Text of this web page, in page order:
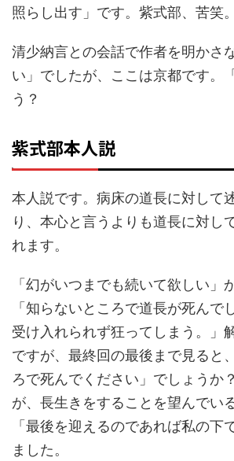
照らし出す」です。紫式部、苦笑。
清少納言との会話で作者を明かさ
い」でしたが、ここは京都です。
う？
紫式部本人説
本人説です。病床の道長に対して
り、本心と言うよりも道長に対し
れます。
「幻がいつまでも続いて欲しい」
「知らないところで道長が死んで
受け入れられず狂ってしまう。」
ですが、最終回の最後まで見ると
ろで死んでください」でしょうか
が、長生きをすることを望んでい
「最後を迎えるのであれば私の下
ました。